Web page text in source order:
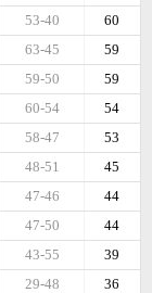
60
53-40
59
63-45
59
59-50
54
60-54
53
58-47
45
48-51
44
47-46
44
47-50
39
43-55
36
29-48